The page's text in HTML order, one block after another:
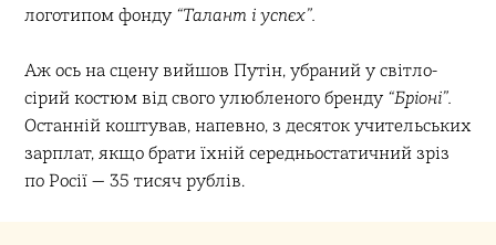
логотипом фонду “Талант і успєх”.
Аж ось на сцену вийшов Путін, убраний у світло-
сірий костюм від свого улюбленого бренду “Бріоні”.
Останній коштував, напевно, з десяток учительських
зарплат, якщо брати їхній середньостатичний зріз
по Росії — 35 тисяч рублів.